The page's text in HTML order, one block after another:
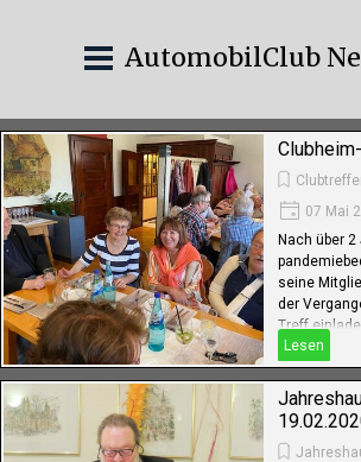
AutomobilClub
07 Mai
Nach über
seine
der
Treff
Lesen